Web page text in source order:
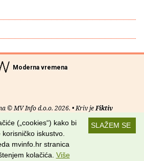
Moderna vremena
© MV Info d.o.o. 2026. • Kriv jeFiktiv
Uvjeti korištenja RSS kanali
Potraži nas na:
SLAŽEM SE
(„cookies“) kako bi
iskustvo.
mvinfo.hr stranica
kolačića. Više